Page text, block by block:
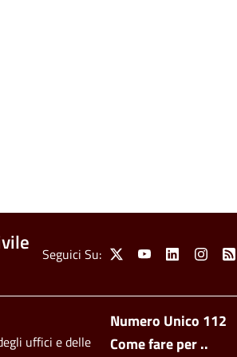
Social Menu
Seguici Su: X YoutubeLinkedin Feed
Footer
Numero Unico 112
Come fare per ..
uffici e delle